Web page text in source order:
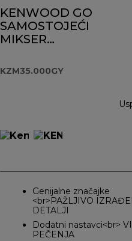
KENWOOD GO
SAMOSTOJEĆI
MIKSER
KZM35.000GY
Genijalne značajke
<br>PAŽLJIVO
DETALJI
Dodatni nastavci<br>
PEČENJA